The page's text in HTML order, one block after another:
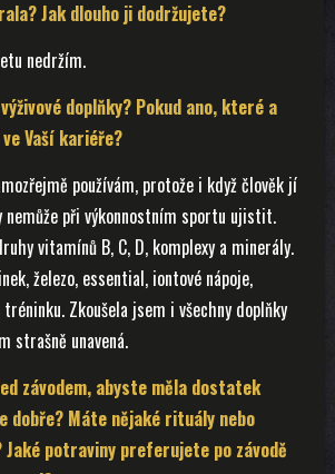
Jak dlouho ji dodržujete?
nedržím.
doplňky? Pokud ano, které a
Vaší kariéře?
používám, protože i když člověk jí
při výkonnostním sportu ujistit.
vitamínů B, C, D, komplexy a minerály.
železo, essential, iontové nápoje,
Zkoušela jsem i všechny doplňky
strašně unavená.
závodem, abyste měla dostatek
dobře? Máte nějaké rituály nebo
Jaké potraviny preferujete po závodě